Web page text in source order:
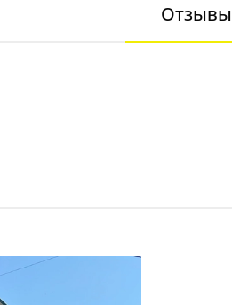
Отзывы